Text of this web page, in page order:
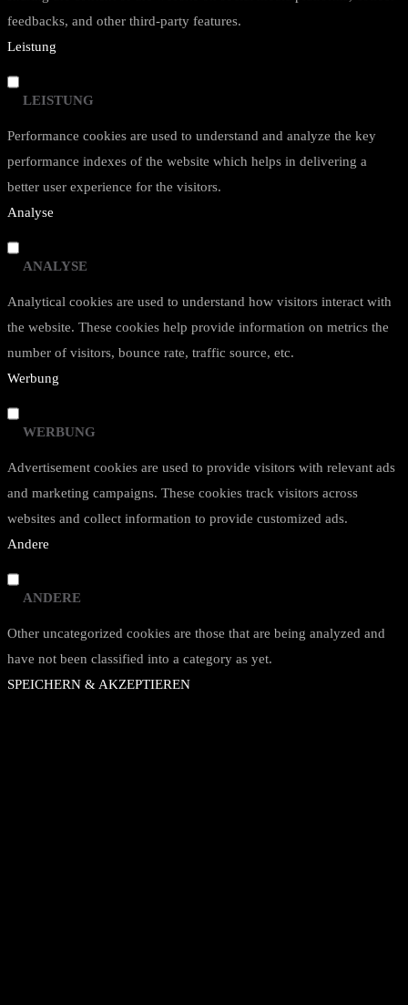
feedbacks, and other third-party features.
Leistung
LEISTUNG
Performance cookies are used to understand and analyze the key
performance indexes of the website which helps in delivering a
better user experience for the visitors.
Analyse
ANALYSE
Analytical cookies are used to understand how visitors interact with
the website. These cookies help provide information on metrics the
number of visitors, bounce rate, traffic source, etc.
Werbung
WERBUNG
Advertisement cookies are used to provide visitors with relevant ads
and marketing campaigns. These cookies track visitors across
websites and collect information to provide customized ads.
Andere
ANDERE
Other uncategorized cookies are those that are being analyzed and
have not been classified into a category as yet.
SPEICHERN & AKZEPTIEREN